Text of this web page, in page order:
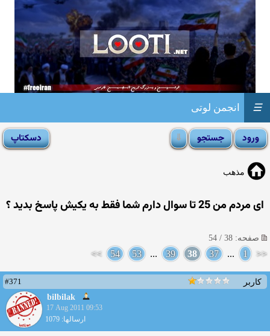
انجمن لوتی ☰
مذهب
ای مردم من 25 تا سوال دارم شما فقط به یکیش پاسخ بدید ؟
صفحه: 38 / 54
<<
1
...
37
38
39
...
53
54
>>
کاربر
#371
bilbilak
17 Aug 2011 09:53
ارسالها: 1079